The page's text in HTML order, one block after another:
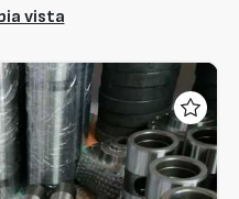
vista